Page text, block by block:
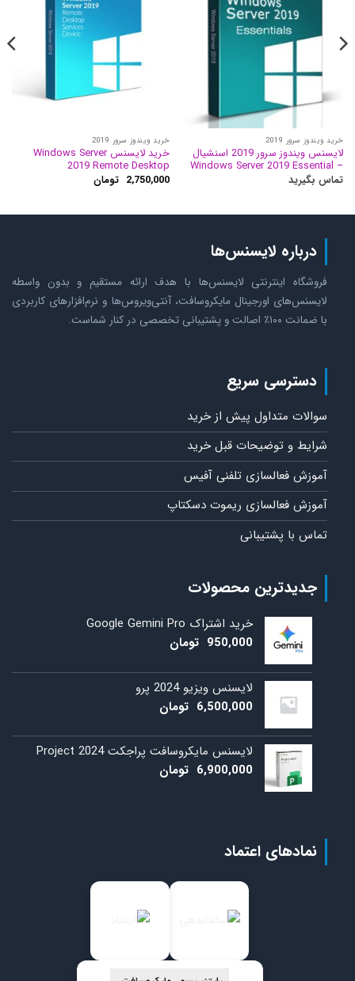
خرید ویندوز سرور 2019
لایسنس ویندوز سرور 2019 اسنشیال
– Windows Server 2019 Essential
تماس بگیرید
خرید ویندوز سرور 2019
خرید لایسنس Windows Server
2019 Remote Desktop
2,750,000 تومان
درباره لایسنس‌ها
فروشگاه اینترنتی لایسنس‌ها با هدف ارائه مستقیم و بدون واسطه
لایسنس‌های اورجینال مایکروسافت، آنتی‌ویروس‌ها و نرم‌افزارهای کاربردی
با ضمانت ۱۰۰٪ اصالت و پشتیبانی تخصصی در کنار شماست.
دسترسی سریع
سوالات متداول پیش از خرید
شرایط و توضیحات قبل خرید
آموزش فعالسازی تلفنی آفیس
آموزش فعالسازی ریموت دسکتاپ
تماس با پشتیبانی
جدیدترین محصولات
خرید اشتراک Google Gemini Pro
950,000 تومان
لایسنس ویزیو 2024 پرو
6,500,000 تومان
لایسنس مایکروسافت پراجکت 2024 Project
6,900,000 تومان
نمادهای اعتماد